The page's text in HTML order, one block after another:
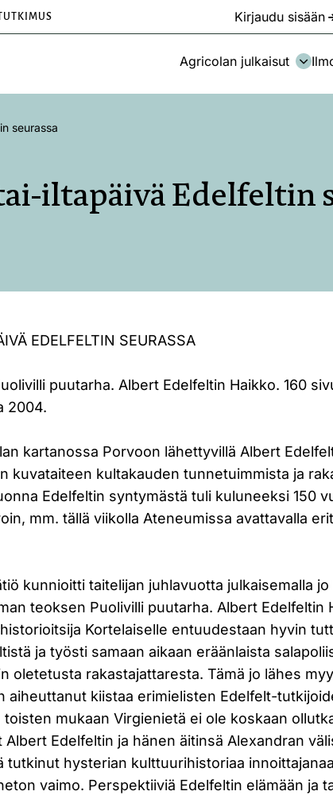
Kirjaudu sisään
Agricolan julkaisut
seurassa
iltapäivä Edelfeltin
EDELFELTIN SEURASSA
puutarha. Albert Edelfeltin Haikko. 160
2004.
kartanossa Porvoon lähettyvillä Albert
kuvataiteen kultakauden tunnetuimmista ja
Edelfeltin syntymästä tuli kuluneeksi 150
mm. tällä viikolla Ateneumissa avattavalla
kunnioitti taitelijan juhlavuotta julkaisemalla jo
teoksen Puolivilli puutarha. Albert Edelfeltin
Kortelaiselle entuudestaan hyvin
ja työsti samaan aikaan eräänlaista
oletetusta rakastajattaresta. Tämä jo lähes
aiheuttanut kiistaa erimielisten Edelfelt-
mukaan Virgienietä ei ole koskaan
Edelfeltin ja hänen äitinsä Alexandran
tutkinut hysterian kulttuurihistoriaa
vaimo. Perspektiiviä Edelfeltin elämään ja